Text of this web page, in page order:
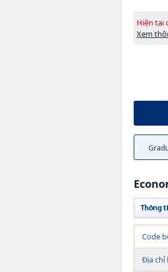
Hiện tại
Xem
Code
Địa chỉ